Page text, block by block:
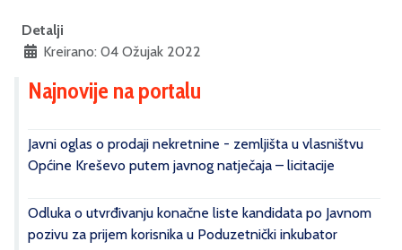
Detalji
Kreirano: 04 Ožujak 2022
Najnovije na portalu
Javni oglas o prodaji nekretnine - zemljišta u vlasništvu
Općine Kreševo putem javnog natječaja – licitacije
Odluka o utvrđivanju konačne liste kandidata po Javnom
pozivu za prijem korisnika u Poduzetnički inkubator